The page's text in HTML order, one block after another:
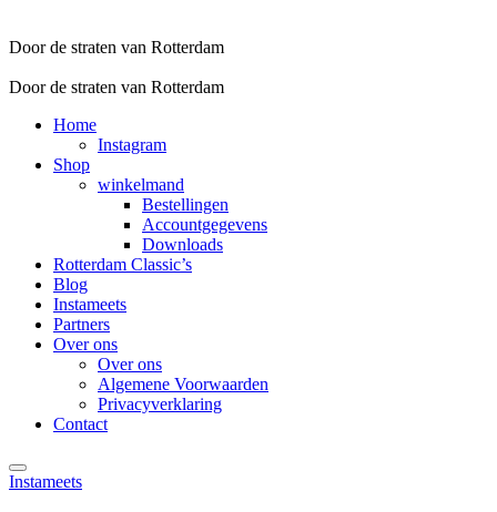
Door de straten van Rotterdam
Door de straten van Rotterdam
Home
Instagram
Shop
winkelmand
Bestellingen
Accountgegevens
Downloads
Rotterdam Classic’s
Blog
Instameets
Partners
Over ons
Over ons
Algemene Voorwaarden
Privacyverklaring
Contact
Instameets